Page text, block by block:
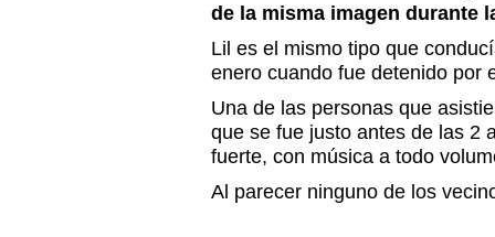
de la misma imagen durante
Lil es el mismo tipo que
enero cuando fue detenido por
Una de las personas que
que se fue justo antes de las 2
fuerte, con música a todo
Al parecer ninguno de los